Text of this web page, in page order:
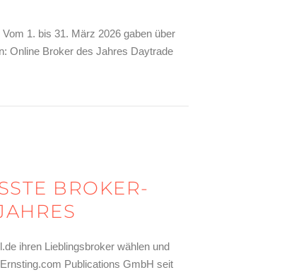
1. bis 31. März 2026 gaben über
Online Broker des Jahres Daytrade
BROKER-A
ihren Lieblingsbroker wählen und
Publications GmbH seit